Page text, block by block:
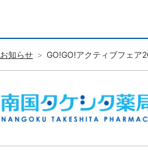
お知らせ GO!GO!アクティブフェア